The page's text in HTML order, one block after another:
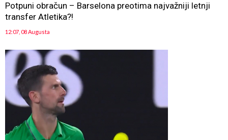
Potpuni obračun – Barselona preotima najvažniji letnji
transfer Atletika?!
12:07, 08 Augusta